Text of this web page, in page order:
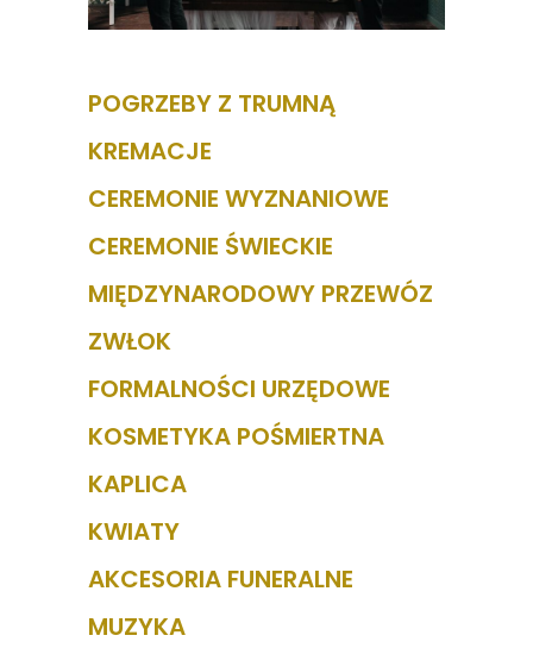
POGRZEBY Z TRUMNĄ
KREMACJE
CEREMONIE WYZNANIOWE
CEREMONIE ŚWIECKIE
MIĘDZYNARODOWY PRZEWÓZ
ZWŁOK
FORMALNOŚCI URZĘDOWE
KOSMETYKA POŚMIERTNA
KAPLICA
KWIATY
AKCESORIA FUNERALNE
MUZYKA